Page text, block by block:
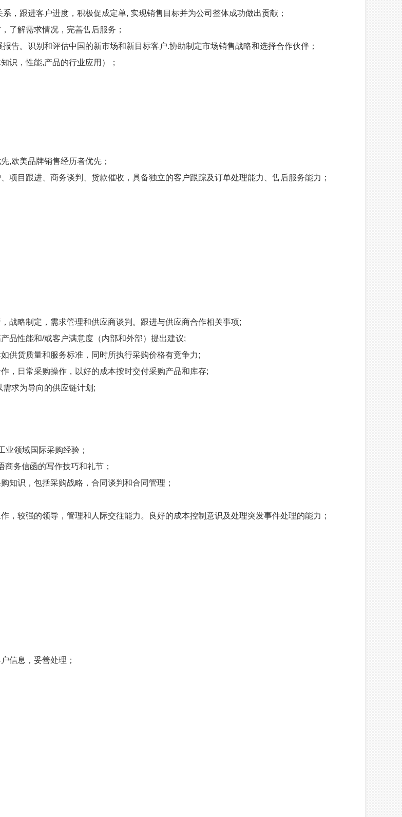
，跟进客户进度，积极促成定单, 实现销售目标并为公司整体成功做出贡献；
了解需求情况，完善售后服务；
告。识别和评估中国的新市场和新目标客户.协助制定市场销售战略和选择合作伙伴；
识，性能,产品的行业应用）；
,欧美品牌销售经历者优先；
项目跟进、商务谈判、货款催收，具备独立的客户跟踪及订单处理能力、售后服务能力；
战略制定，需求管理和供应商谈判。跟进与供应商合作相关事项;
品性能和/或客户满意度（内部和外部）提出建议;
供货质量和服务标准，同时所执行采购价格有竞争力;
，日常采购操作，以好的成本按时交付采购产品和库存;
求为导向的供应链计划;
领域国际采购经验；
务信函的写作技巧和礼节；
知识，包括采购战略，合同谈判和合同管理；
，较强的领导，管理和人际交往能力。良好的成本控制意识及处理突发事件处理的能力；
信息，妥善处理；